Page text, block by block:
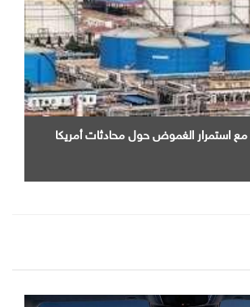
مع استمرار الغموض حول محادثات أمريكا